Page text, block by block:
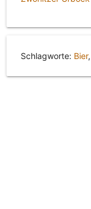
Schlagworte: Bier,